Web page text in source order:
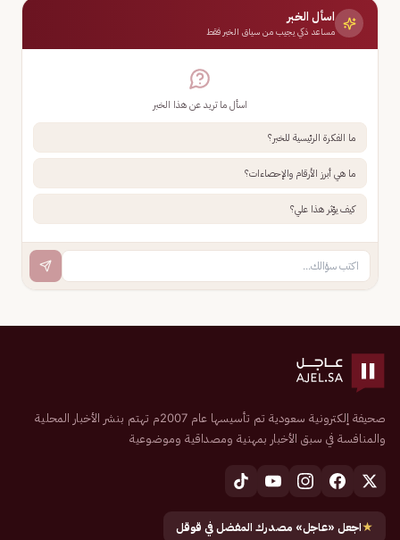
اسأل الخبر
مساعد ذكي يجيب من سياق الخبر فقط
اسأل ما تريد عن هذا الخبر
ما الفكرة الرئيسية للخبر؟
ما هي أبرز الأرقام والإحصاءات؟
كيف يؤثر هذا علي؟
صحيفة إلكترونية سعودية تم تأسيسها عام 2007م تهتم بنشر الأخبار المحلية
والمنافسة في سبق الأخبار بمهنية ومصداقية وموضوعية
★اجعل «عاجل» مصدرك المفضل في قوقل